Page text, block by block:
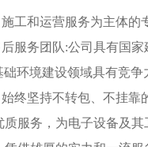
和运营服务为主体的
务团队:公司具有国家
环境建设领域具有竞争
终坚持不转包、不挂
服务，为电子设备及